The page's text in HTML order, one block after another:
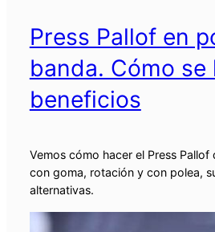
Press Pallof en
banda. Cómo se
beneficios
Vemos cómo hacer el Press Pallof
con goma, rotación y con polea,
alternativas.